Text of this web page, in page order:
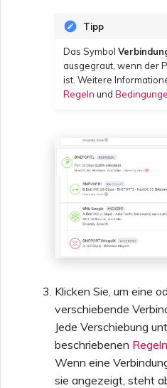
Tipp
Das Symbol
ausgegraut, wenn der
ist. Weitere
Regeln und
Klicken Sie, um eine
verschiebende
Jede Verschiebung
beschriebenen Regeln
Wenn eine
sie angezeigt, steht